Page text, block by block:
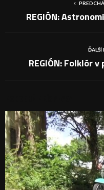
REGIÓN:
ĎALŠÍ
REGIÓN: Folklór